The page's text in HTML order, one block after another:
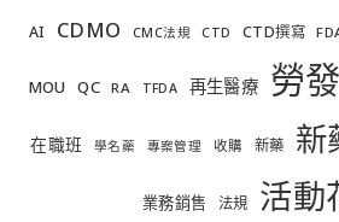
AI CDMO CMC法規 CTD CTD撰寫
MOU QC RA TFDA 再生醫療 勞
在職班 學名藥 專案管理 收購 新藥 新
業務銷售 法規 活動